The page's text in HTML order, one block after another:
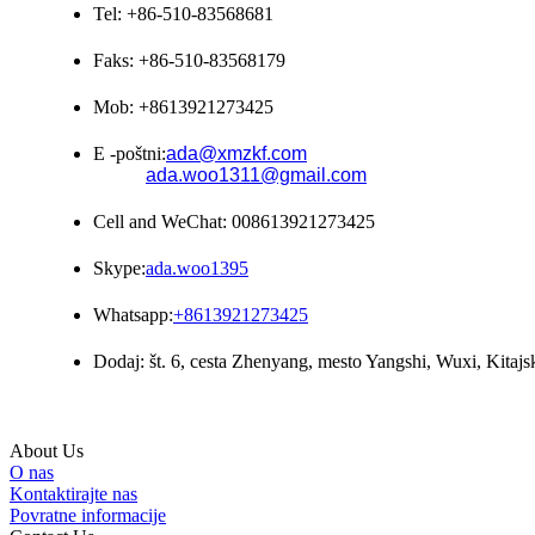
Tel: +86-510-83568681
Faks: +86-510-83568179
Mob: +8613921273425
E -poštni:ada@xmzkf.com
ada.woo1311@gmail.com
Cell and WeChat: 008613921273425
Skype:ada.woo1395
Whatsapp:+8613921273425
Dodaj: št. 6, cesta Zhenyang, mesto Yangshi, Wuxi,
About Us
O nas
Kontaktirajte nas
Povratne informacije